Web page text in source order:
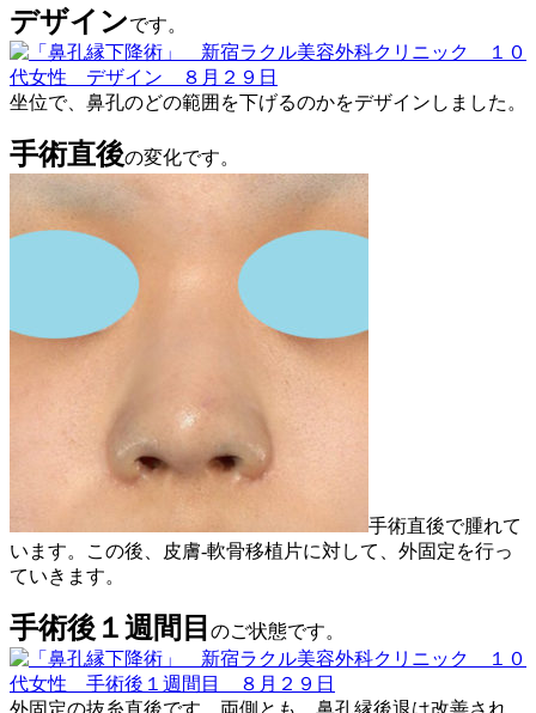
デザインです。
坐位で、鼻孔のどの範囲を下げるのかをデザインしました。
手術直後の変化です。
手術直後で腫れて
います。この後、皮膚-軟骨移植片に対して、外固定を行っ
ていきます。
手術後１週間目 のご状態です。
外固定の抜糸直後です。両側とも、鼻孔縁後退は改善され、